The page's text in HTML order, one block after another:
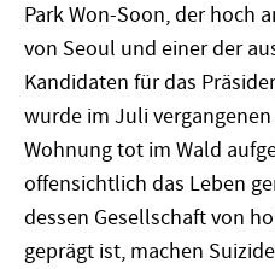
Park Won-Soon, der hoch
von Seoul und einer der
Kandidaten für das
wurde im Juli
Wohnung tot im Wald
offensichtlich das Leben
dessen Gesellschaft von
geprägt ist, machen